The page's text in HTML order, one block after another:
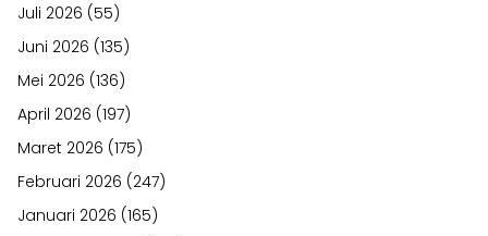
Juli 2026 (55)
Juni 2026 (135)
Mei 2026 (136)
April 2026 (197)
Maret 2026 (175)
Februari 2026 (247)
Januari 2026 (165)